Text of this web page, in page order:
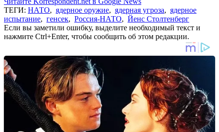
ТЕГИ: НАТО, ядерное оружие, ядерная угроза, ядерное
испытание, генсек, Россия-НАТО, Йенс Столтенберг
Если вы заметили ошибку, выделите необходимый текст и
нажмите Ctrl+Enter, чтобы сообщить об этом редакции.